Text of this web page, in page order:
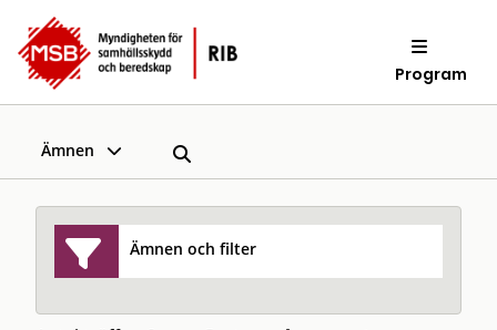
Program
Ämnen
Ämnen och filter